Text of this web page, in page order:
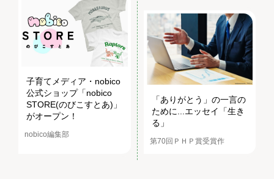
子育てメディア・nobico
公式ショップ「nobico
STORE(のびこすとあ)」
がオープン！
nobico編集部
「ありがとう」の一言の
ために...エッセイ「生き
る」
第70回ＰＨＰ賞受賞作